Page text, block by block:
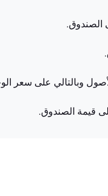
الصندوق.
وبالتالي على سعر
قيمة الصندوق.